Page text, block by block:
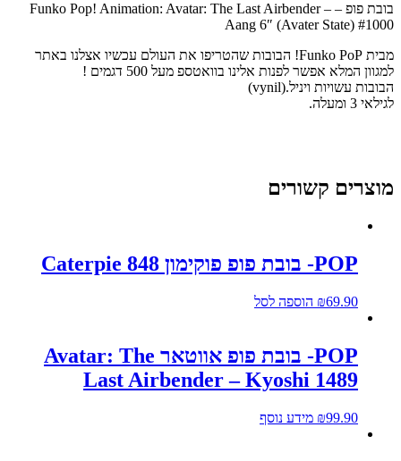
בובת פופ – Funko Pop! Animation: Avatar: The Last Airbender –
Aang 6″ (Avater State) #1000
מבית Funko PoP! הבובות שהטריפו את העולם עכשיו אצלנו באתר
למגוון המלא אפשר לפנות אלינו בוואטספ מעל 500 דגמים !
הבובות עשויות ויניל.(vynil)
לגילאי 3 ומעלה.
מוצרים קשורים
POP- בובת פופ פוקימון 848 Caterpie
₪69.90 הוספה לסל
POP- בובת פופ אווטאר Avatar: The
Last Airbender – Kyoshi 1489
₪99.90 מידע נוסף